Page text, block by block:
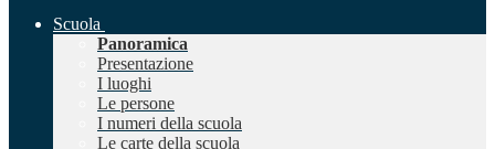
Scuola
Panoramica
Presentazione
I luoghi
Le persone
I numeri della scuola
Le carte della scuola